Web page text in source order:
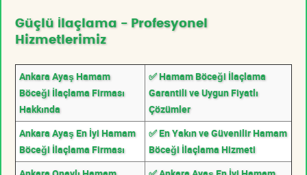
Güçlü İlaçlama - Profesyonel
Hizmetlerimiz
Ankara Ayaş Hamam
Böceği İlaçlama Firması
Hakkında
✅ Hamam Böceği İlaçlama
Garantili ve Uygun Fiyatlı
Çözümler
Ankara Ayaş En İyi Hamam
Böceği İlaçlama Firması
✅ En Yakın ve Güvenilir Hamam
Böceği İlaçlama Hizmeti